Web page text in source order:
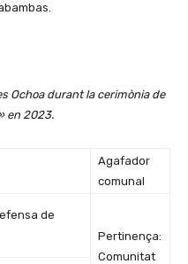
Ochoa durant la cerimònia de
en 2023.
Agafador
comunal
de
Pertinença:
Comunitat